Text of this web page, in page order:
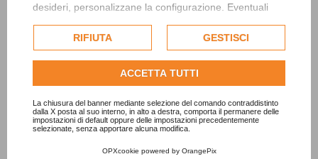
desideri, personalizzane la configurazione. Eventuali
esclusivamente previa acquisizione del consenso
dell'utente.
Consulta l'informativa cookie completa.
RIFIUTA GESTISCI
ACCETTA TUTTI
La chiusura del banner mediante selezione del comando contraddistinto
dalla X posta al suo interno, in alto a destra, comporta il permanere delle
impostazioni di default oppure delle impostazioni precedentemente
selezionate, senza apportare alcuna modifica.
OPXcookie powered by OrangePix